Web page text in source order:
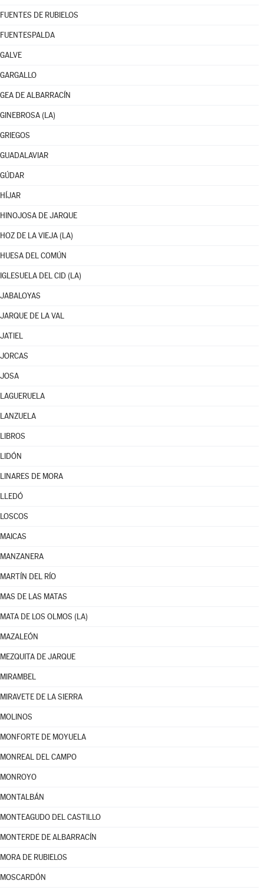
FUENTES DE RUBIELOS
FUENTESPALDA
GALVE
GARGALLO
GEA DE ALBARRACÍN
GINEBROSA (LA)
GRIEGOS
GUADALAVIAR
GÚDAR
HÍJAR
HINOJOSA DE JARQUE
HOZ DE LA VIEJA (LA)
HUESA DEL COMÚN
IGLESUELA DEL CID (LA)
JABALOYAS
JARQUE DE LA VAL
JATIEL
JORCAS
JOSA
LAGUERUELA
LANZUELA
LIBROS
LIDÓN
LINARES DE MORA
LLEDÓ
LOSCOS
MAICAS
MANZANERA
MARTÍN DEL RÍO
MAS DE LAS MATAS
MATA DE LOS OLMOS (LA)
MAZALEÓN
MEZQUITA DE JARQUE
MIRAMBEL
MIRAVETE DE LA SIERRA
MOLINOS
MONFORTE DE MOYUELA
MONREAL DEL CAMPO
MONROYO
MONTALBÁN
MONTEAGUDO DEL CASTILLO
MONTERDE DE ALBARRACÍN
MORA DE RUBIELOS
MOSCARDÓN